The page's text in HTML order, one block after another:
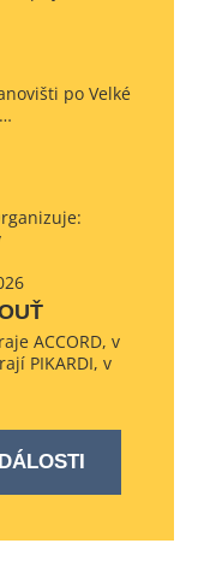
po Velké
ACCORD, v
PIKARDI, v